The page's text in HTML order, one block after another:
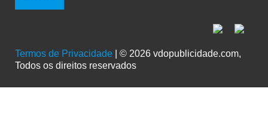
Termos de Privacidade | © 2026 vdopublicidade.com,
Todos os direitos reservados